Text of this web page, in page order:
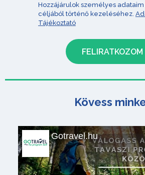
Hozzájárulok személyes
céljából történő kezeléséhez.
Tájékoztató
Kövess
Gotravel.hu